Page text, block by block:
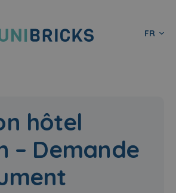
FR
hôtel
– Demande